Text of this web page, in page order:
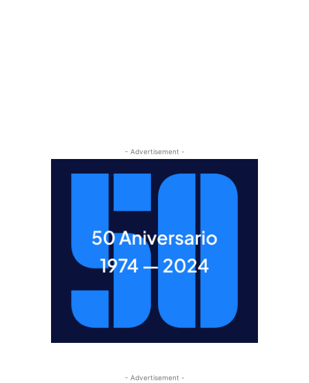
- Advertisement -
- Advertisement -